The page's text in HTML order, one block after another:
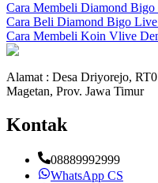
Cara Membeli Diamond Bigo
Cara Beli Diamond Bigo Live
Cara Membeli Koin Vlive
Alamat : Desa Driyorejo,
Magetan, Prov. Jawa Timur
Kontak
08889992999
WhatsApp CS